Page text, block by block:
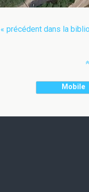
« précédent dans la
Mobile